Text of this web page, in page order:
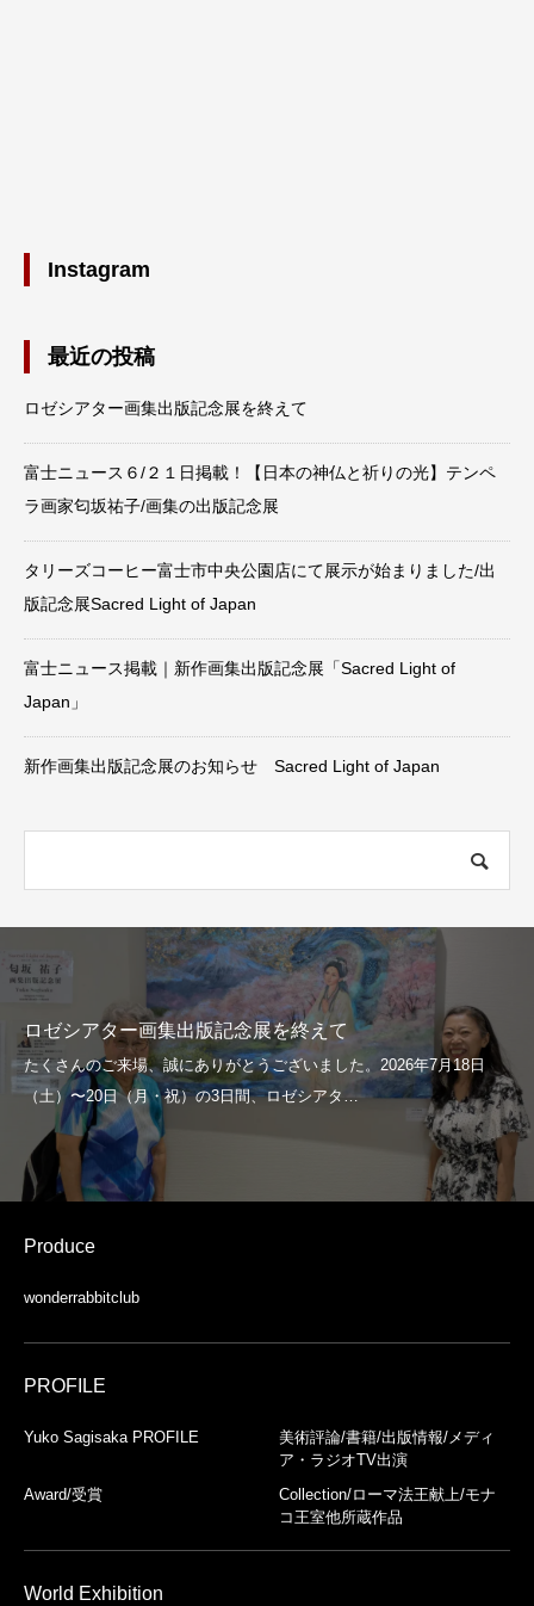
Instagram
最近の投稿
ロゼシアター画集出版記念展を終えて
富士ニュース６/２１日掲載！【日本の神仏と祈りの光】テンペ
ラ画家匂坂祐子/画集の出版記念展
タリーズコーヒー富士市中央公園店にて展示が始まりました/出
版記念展Sacred Light of Japan
富士ニュース掲載｜新作画集出版記念展「Sacred Light of
Japan」
新作画集出版記念展のお知らせ Sacred Light of Japan
ロゼシアター画集出版記念展を終えて
Produce
wonderrabbitclub
PROFILE
Yuko Sagisaka PROFILE
美術評論/書籍/出版情報/メディ
ア・ラジオTV出演
Award/受賞
Collection/ローマ法王献上/モナ
コ王室他所蔵作品
World Exhibition